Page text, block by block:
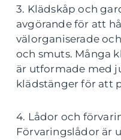
3. Klädskåp och
avgörande för att
välorganiserade
och smuts. Många
är utformade med
klädstänger för att
4. Lådor och
Förvaringslådor är